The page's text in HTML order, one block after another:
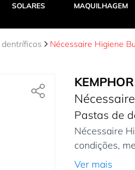
SOLARES MAQUILHAGEM
Nécessaire Higiene
KEMPHOR
Pastas de
Nécessaire
condições,
Ver mais